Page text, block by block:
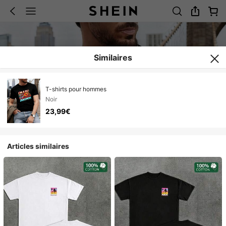
Similaires
T-shirts pour hommes
Noir
23,99€
Articles similaires